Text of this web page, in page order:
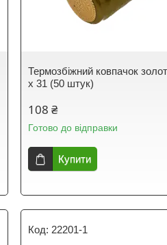
Термозбіжний ковпачок
х 31 (50 штук)
108 ₴
Готово до відправки
Купити
22201-1